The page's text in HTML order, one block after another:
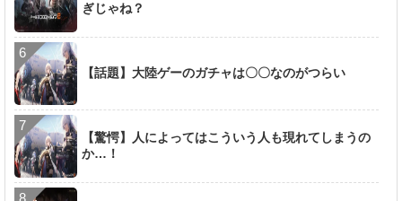
ぎじゃね？
【話題】大陸ゲーのガチャは〇〇なのがつらい
【驚愕】人によってはこういう人も現れてしまうの
か…！